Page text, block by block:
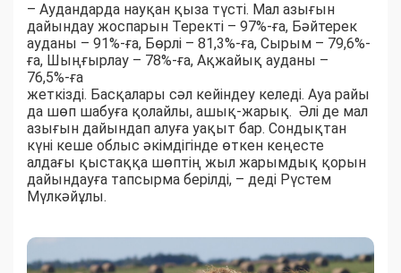
– Аудандарда науқан қыза түсті. Мал азығын
дайындау жоспарын Теректі – 97%-ға, Бәйтерек
ауданы – 91%-ға, Бөрлі – 81,3%-ға, Сырым – 79,6%-
ға, Шыңғырлау – 78%-ға, Ақжайық ауданы –
76,5%-ға
жеткізді. Басқалары сәл кейіндеу келеді. Ауа райы
да шөп шабуға қолайлы, ашық-жарық. Әлі де мал
азығын дайындап алуға уақыт бар. Сондықтан
күні кеше облыс әкімдігінде өткен кеңесте
алдағы қыстаққа шөптің жыл жарымдық қорын
дайындауға тапсырма берілді, – деді Рүстем
Мүлкәйұлы.